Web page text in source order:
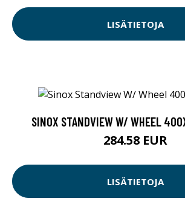
LISÄTIETOJA
SINOX STANDVIEW W/ WHEEL
284.58 EUR
LISÄTIETOJA